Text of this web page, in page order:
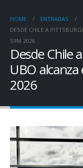
HOME ENTRADAS
DESDE CHILE A
SIIM 2026
Desde Chile
UBO
2026